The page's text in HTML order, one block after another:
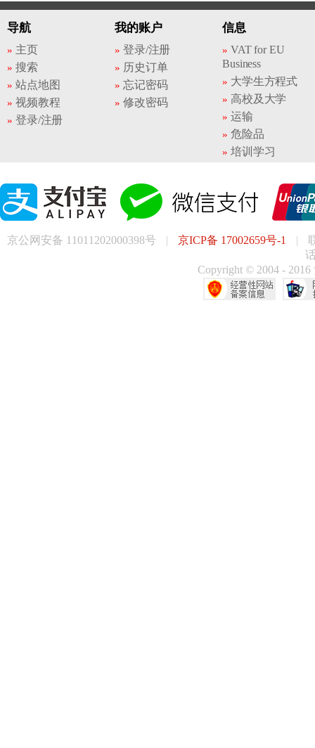
导航
主页
搜索
站点地图
视频教程
登录/注册
我的账户
登录/注册
历史订单
忘记密码
修改密码
信息
VAT for EU
Business
大学生方程式
高校及大学
运输
危险品
培训学习
京公网安备 11011202000398号 | 京ICP备 17002659号-1 |
Copyright © 2004 -